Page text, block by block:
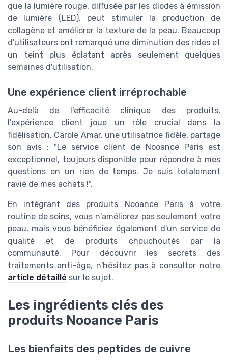
que la lumière rouge, diffusée par les diodes à émission
de lumière (LED), peut stimuler la production de
collagène et améliorer la texture de la peau. Beaucoup
d'utilisateurs ont remarqué une diminution des rides et
un teint plus éclatant après seulement quelques
semaines d'utilisation.
Une expérience client irréprochable
Au-delà de l'efficacité clinique des produits,
l'expérience client joue un rôle crucial dans la
fidélisation. Carole Amar, une utilisatrice fidèle, partage
son avis : "Le service client de Nooance Paris est
exceptionnel, toujours disponible pour répondre à mes
questions en un rien de temps. Je suis totalement
ravie de mes achats !".
En intégrant des produits Nooance Paris à votre
routine de soins, vous n'améliorez pas seulement votre
peau, mais vous bénéficiez également d'un service de
qualité et de produits chouchoutés par la
communauté. Pour découvrir les secrets des
traitements anti-âge, n'hésitez pas à consulter notre
article détaillé sur le sujet.
Les ingrédients clés des
produits Nooance Paris
Les bienfaits des peptides de cuivre